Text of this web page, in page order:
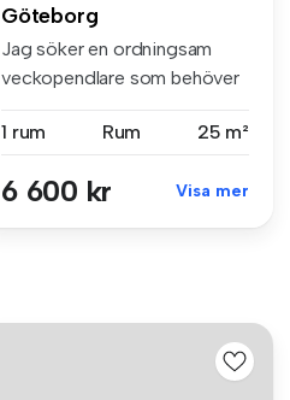
Göteborg
Jag söker en ordningsam
veckopendlare som behöver
1 rum
Rum 25 m²
6 600 kr Visa mer